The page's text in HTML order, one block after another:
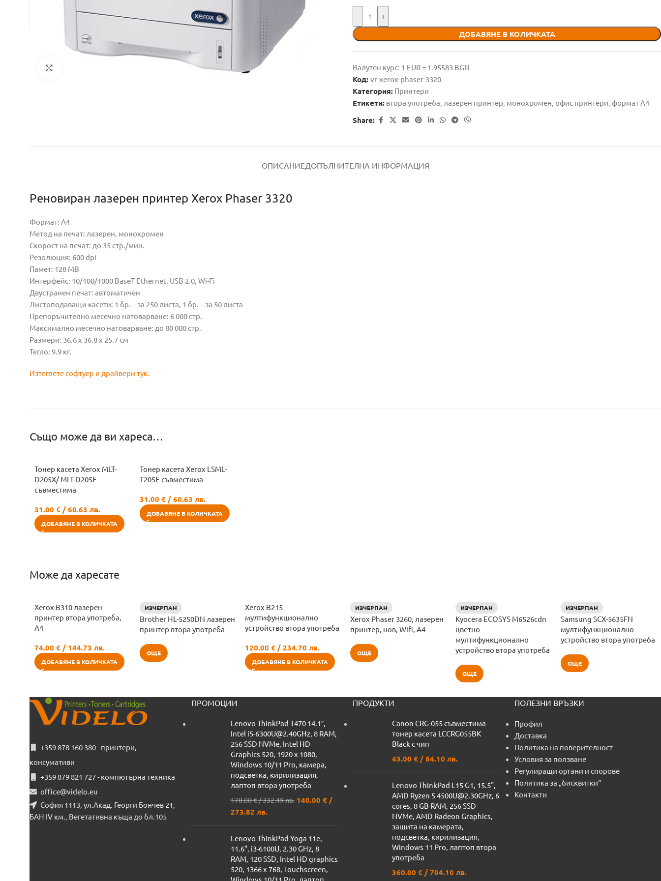
- +
ДОБАВЯНЕ В КОЛИЧКАТА
Валутен курс: 1 EUR = 1.95583 BGN
Код: vr-xerox-phaser-3320
Категория: Принтери
Етикети: втора употреба, лазерен принтер, монохромен, офис принтери, формат А4
Share:
ОПИСАНИЕДОПЪЛНИТЕЛНА ИНФОРМАЦИЯ
Реновиран лазерен принтер Xerox Phaser 3320
Формат: А4
Метод на печат: лазерен, монохромен
Скорост на печат: до 35 стр./мин.
Резолюция: 600 dpi
Памет: 128 MB
Интерфейс: 10/100/1000 BaseT Ethernet, USB 2.0, Wi-Fi
Двустранен печат: автоматичен
Листоподаващи касети: 1 бр. – за 250 листа, 1 бр. – за 50 листа
Препоръчително месечно натоварване: 6 000 стр.
Максимално месечно натоварване: до 80 000 стр.
Размери: 36.6 x 36.8 x 25.7 см
Тегло: 9.9 кг.
Изтеглете софтуер и драйвери тук.
Също може да ви хареса…
Тонер касета Xerox MLT-
D205X/ MLT-D205E
съвместима
31.00 € / 60.63 лв.
ДОБАВЯНЕ В КОЛИЧКАТА
Тонер касета Xerox LSML-
T205E съвместима
31.00 € / 60.63 лв.
ДОБАВЯНЕ В КОЛИЧКАТА
Може да харесате
Xerox B310 лазерен
принтер втора употреба,
A4
74.00 € / 144.73 лв.
ДОБАВЯНЕ В КОЛИЧКАТА
ИЗЧЕРПАН
Brother HL-5250DN лазерен
принтер втора употреба
ОЩЕ
Xerox B215
мултифункционално
устройство втора употреба
120.00 € / 234.70 лв.
ДОБАВЯНЕ В КОЛИЧКАТА
ИЗЧЕРПАН
Xerox Phaser 3260, лазерен
принтер, нов, Wifi, A4
ОЩЕ
ИЗЧЕРПАН
Kyocera ECOSYS M6526cdn
цветно
мултифункционално
устройство втора употреба
ОЩЕ
ИЗЧЕРПАН
Samsung SCX-5635FN
мултифункционално
устройство втора употреба
ОЩЕ
+359 878 160 380 - принтери,
консумативи
+359 879 821 727 - компютърна техника
office@videlo.eu
София 1113, ул.Акад. Георги Бончев 21,
БАН IV км., Вегетативна къща до бл.105
ПРОМОЦИИ
Lenovo ThinkPad T470 14.1″,
Intel i5-6300U@2.40GHz, 8 RAM,
256 SSD NVMe, Intel HD
Graphics 520, 1920 x 1080,
Windows 10/11 Pro, камера,
подсветка, кирилизация,
лаптоп втора употреба
170.00€/ 332.49 лв. 140.00 €/
273.82 лв.
Lenovo ThinkPad Yoga 11e,
11.6", i3-6100U, 2.30 GHz, 8
RAM, 120 SSD, Intel HD graphics
520, 1366 x 768, Touchscreen,
ПРОДУКТИ
Canon CRG-055 съвместима
тонер касета LCCRG055BK
Black с чип
43.00 € / 84.10 лв.
Lenovo ThinkPad L15 G1, 15.5",
AMD Ryzen 5 4500U@2.30GHz, 6
cores, 8 GB RAM, 256 SSD
NVMe, AMD Radeon Graphics,
защита на камерата,
подсветка, кирилизация,
Windows 11 Pro, лаптоп втора
употреба
360.00 € / 704.10 лв.
ПОЛЕЗНИ ВРЪЗКИ
Профил
Доставка
Политика на поверителност
Условия за ползване
Регулиращи органи и спорове
Политика за „бисквитки“
Контакти